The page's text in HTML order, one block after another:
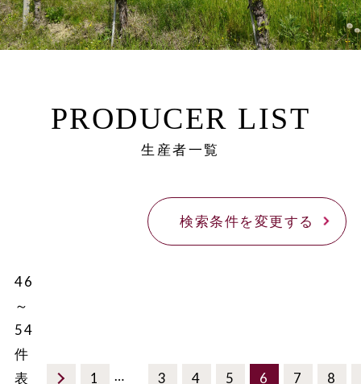
PRODUCER LIST
生産者一覧
検索条件を変更する
46
～
54
件
表
1 … 3 4 5 6 7 8